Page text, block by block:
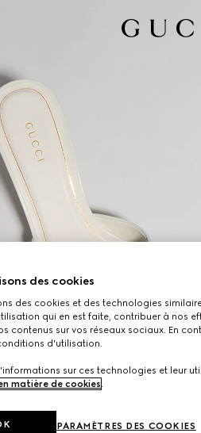
des cookies
des cookies et des technologies
qui en est faite, contribuer à nos
contenus sur vos réseaux sociaux. En
d'utilisation.
sur ces technologies et leur
matière de cookies.
PARAMÈTRES DES COOKIES